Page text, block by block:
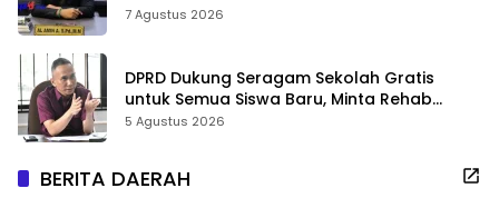
7 Agustus 2026
DPRD Dukung Seragam Sekolah Gratis
untuk Semua Siswa Baru, Minta Rehab
Sekolah Jangan Dikurangi
5 Agustus 2026
BERITA DAERAH